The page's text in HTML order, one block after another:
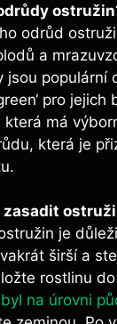
odrůd
a
jsou populární
pro
která má
která je
zasadit
je
širší a
rostlinu
na úrovni